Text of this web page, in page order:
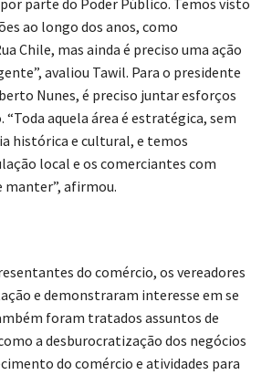
parte do Poder Público. Temos visto
ao longo dos anos, como
Chile, mas ainda é preciso uma ação
avaliou Tawil. Para o presidente
Nunes, é preciso juntar esforços
aquela área é estratégica, sem
histórica e cultural, e temos
local e os comerciantes com
manter”, afirmou.
do comércio, os vereadores
e demonstraram interesse em se
foram tratados assuntos de
a desburocratização dos negócios
do comércio e atividades para